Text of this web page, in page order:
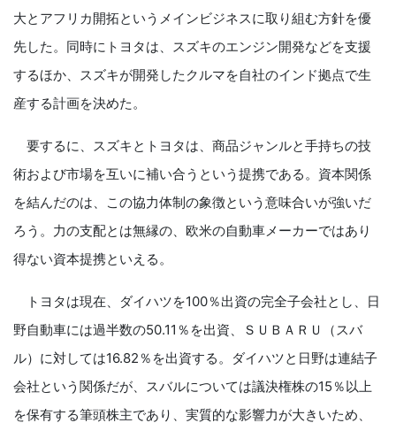
大とアフリカ開拓というメインビジネスに取り組む方針を優
先した。同時にトヨタは、スズキのエンジン開発などを支援
するほか、スズキが開発したクルマを自社のインド拠点で生
産する計画を決めた。
要するに、スズキとトヨタは、商品ジャンルと手持ちの技
術および市場を互いに補い合うという提携である。資本関係
を結んだのは、この協力体制の象徴という意味合いが強いだ
ろう。力の支配とは無縁の、欧米の自動車メーカーではあり
得ない資本提携といえる。
トヨタは現在、ダイハツを100％出資の完全子会社とし、日
野自動車には過半数の50.11％を出資、ＳＵＢＡＲＵ（スバ
ル）に対しては16.82％を出資する。ダイハツと日野は連結子
会社という関係だが、スバルについては議決権株の15％以上
を保有する筆頭株主であり、実質的な影響力が大きいため、